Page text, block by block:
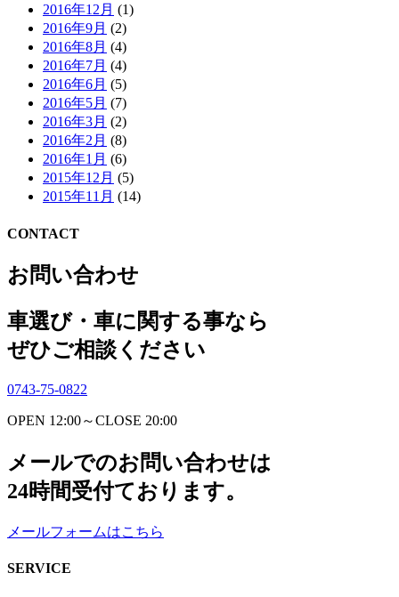
2016年12月 (1)
2016年9月 (2)
2016年8月 (4)
2016年7月 (4)
2016年6月 (5)
2016年5月 (7)
2016年3月 (2)
2016年2月 (8)
2016年1月 (6)
2015年12月 (5)
2015年11月 (14)
CONTACT
お問い合わせ
車選び・車に関する事なら
ぜひご相談ください
0743-75-0822
OPEN 12:00～CLOSE 20:00
メールでのお問い合わせは
24時間受付ております。
メールフォームはこちら
SERVICE